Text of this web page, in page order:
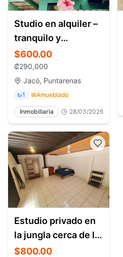
Studio en alquiler –
tranquilo y
equipado – Jacó
$600.00
₡290,000
Jacó, Puntarenas
1 Amueblado
Inmobiliaria 28/03/2026
Estudio privado en
la jungla cerca de la
playa
$800.00